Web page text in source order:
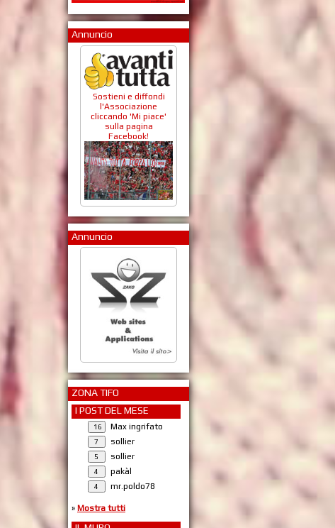
Annuncio
Sostieni e diffondi
l'Associazione
cliccando 'Mi piace'
sulla pagina
Facebook!
Annuncio
ZONA TIFO
I POST DEL MESE
Max ingrifato
sollier
sollier
pakàl
mr.poldo78
» Mostra tutti